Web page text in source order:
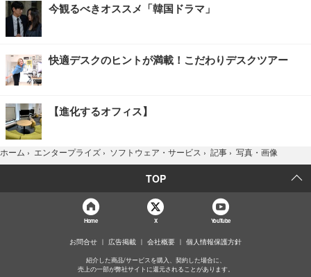
今観るべきオススメ「韓国ドラマ」
快適デスクのヒントが満載！こだわりデスクツアー
【進化するオフィス】
ホーム › エンタープライズ › ソフトウェア・サービス › 記事 › 写真・画像
TOP
Home X YouTube
お問合せ 広告掲載 会社概要 個人情報保護方針
紹介した商品/サービスを購入、契約した場合に、
売上の一部が弊社サイトに還元されることがあります。